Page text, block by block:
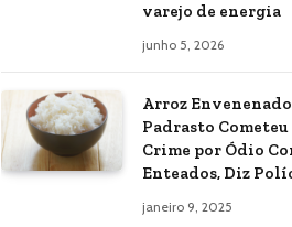
varejo de energia
junho 5, 2026
Arroz
Padrasto Cometeu
Crime por Ódio
Enteados, Diz
janeiro 9, 2025